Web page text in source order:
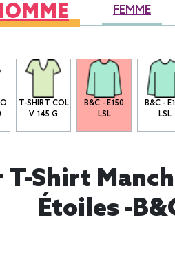
FEMME
T-SHIRT COL
V 145 G
B&C - E150
LSL
B&C -
LSL
T-Shirt
Étoiles -